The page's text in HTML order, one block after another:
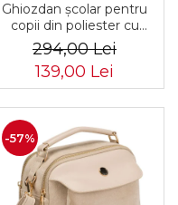
Ghiozdan școlar pentru
copii din poliester cu
model în formă de inimă -
Peterson PTR-PTN
BIEDRONKA G54
294,00 Lei
139,00 Lei
-57%